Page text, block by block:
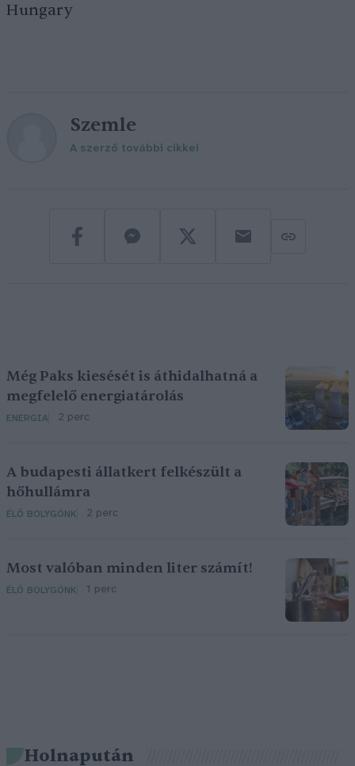
Hungary
Szemle
A szerző további cikkei
Még Paks kiesését is áthidalhatná a
megfelelő energiatárolás
ENERGIA 2 perc
A budapesti állatkert felkészült a
hőhullámra
ÉLŐ BOLYGÓNK 2 perc
Most valóban minden liter számít!
ÉLŐ BOLYGÓNK 1 perc
Holnapután